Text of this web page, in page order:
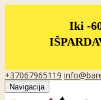
Iki -
+37067965119
Navigacija